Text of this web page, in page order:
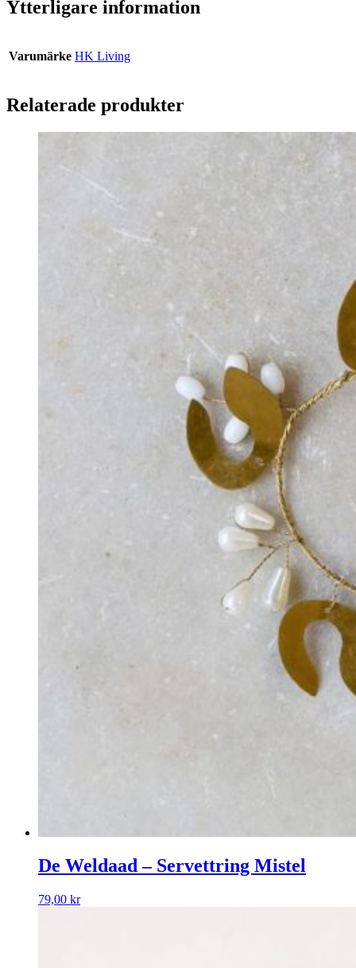
Ytterligare information
Varumärke HK Living
Relaterade produkter
De Weldaad – Servettring Mistel
79,00 kr